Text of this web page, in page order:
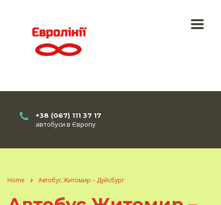
+38 (067) 111 37 17
автобуси в Європу
Home Автобус Житомир – Дуйсбург